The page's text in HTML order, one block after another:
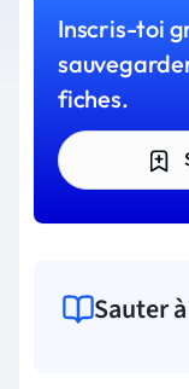
Inscris-toi
fiches.
Sauter